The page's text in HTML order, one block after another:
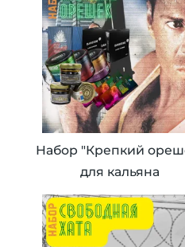
Набор "Крепкий
для кальяна